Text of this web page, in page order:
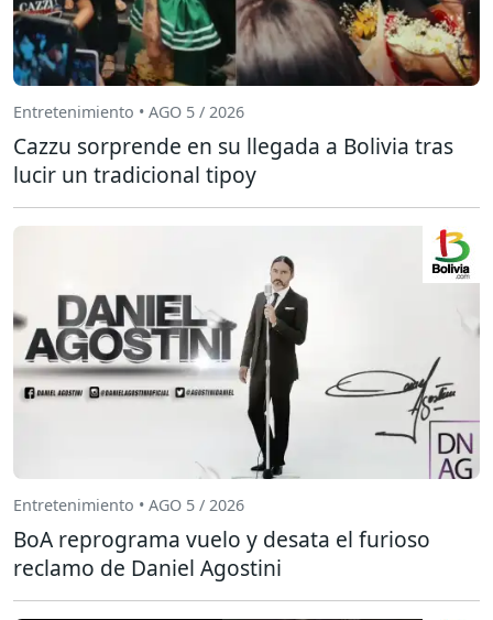
Entretenimiento • AGO 5 / 2026
Cazzu sorprende en su llegada a Bolivia tras
lucir un tradicional tipoy
Entretenimiento • AGO 5 / 2026
BoA reprograma vuelo y desata el furioso
reclamo de Daniel Agostini